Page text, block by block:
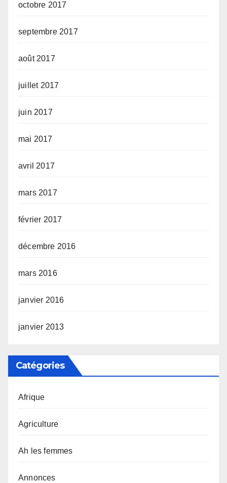
octobre 2017
septembre 2017
août 2017
juillet 2017
juin 2017
mai 2017
avril 2017
mars 2017
février 2017
décembre 2016
mars 2016
janvier 2016
janvier 2013
Catégories
Afrique
Agriculture
Ah les femmes
Annonces